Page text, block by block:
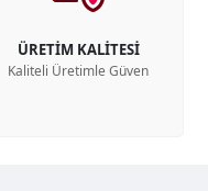
ÜRETİM KALİTESİ
Kaliteli Üretimle Güven